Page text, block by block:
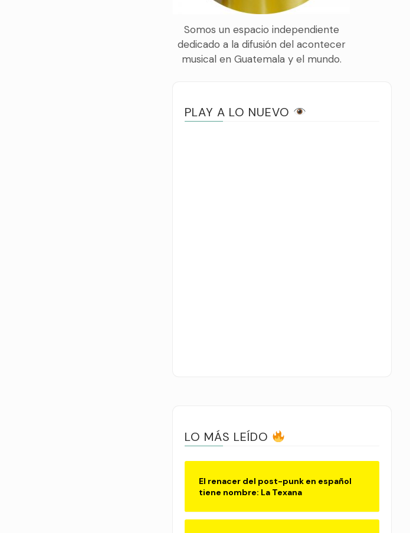
Somos un espacio independiente
dedicado a la difusión del acontecer
musical en Guatemala y el mundo.
PLAY A LO NUEVO
LO MÁS LEÍDO
El renacer del post-punk en español
tiene nombre: La Texana